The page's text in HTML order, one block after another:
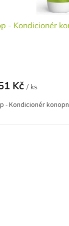
- Kondicionér
Kč / ks
- Kondicionér